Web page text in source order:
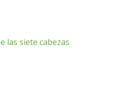
las siete cabezas